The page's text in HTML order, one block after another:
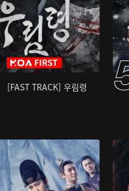
[FAST TRACK] 우림령